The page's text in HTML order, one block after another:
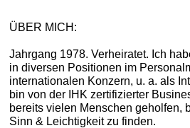
ÜBER MICH:
Jahrgang 1978. Verheiratet. Ich
in diversen Positionen im
internationalen Konzern, u. a. als
bin von der IHK zertifizierter
bereits vielen Menschen geholfen,
Sinn & Leichtigkeit zu finden.